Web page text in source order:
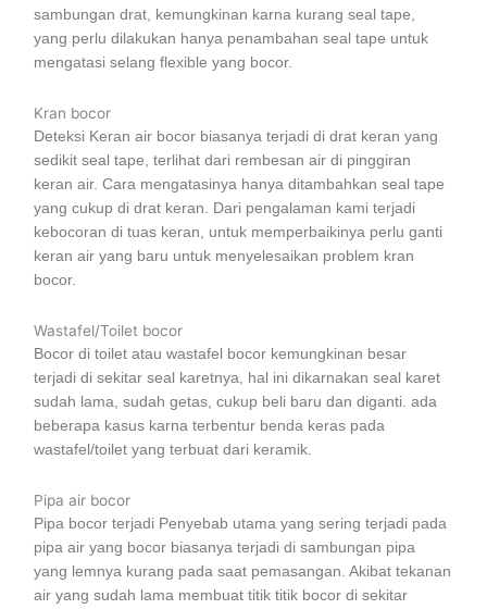
sambungan drat, kemungkinan karna kurang seal tape,
yang perlu dilakukan hanya penambahan seal tape untuk
mengatasi selang flexible yang bocor.
Kran bocor
Deteksi Keran air bocor biasanya terjadi di drat keran yang
sedikit seal tape, terlihat dari rembesan air di pinggiran
keran air. Cara mengatasinya hanya ditambahkan seal tape
yang cukup di drat keran. Dari pengalaman kami terjadi
kebocoran di tuas keran, untuk memperbaikinya perlu ganti
keran air yang baru untuk menyelesaikan problem kran
bocor.
Wastafel/Toilet bocor
Bocor di toilet atau wastafel bocor kemungkinan besar
terjadi di sekitar seal karetnya, hal ini dikarnakan seal karet
sudah lama, sudah getas, cukup beli baru dan diganti. ada
beberapa kasus karna terbentur benda keras pada
wastafel/toilet yang terbuat dari keramik.
Pipa air bocor
Pipa bocor terjadi Penyebab utama yang sering terjadi pada
pipa air yang bocor biasanya terjadi di sambungan pipa
yang lemnya kurang pada saat pemasangan. Akibat tekanan
air yang sudah lama membuat titik titik bocor di sekitar